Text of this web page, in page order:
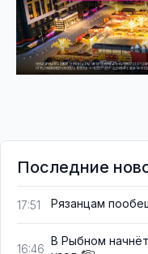
Последние
17:51 Рязанцам
16:46
В Рыбном